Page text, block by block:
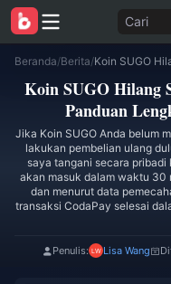
Cari
Beranda/Berita/
Koin SUGO Hilang
Panduan
Jika Koin SUGO Anda belum
lakukan pembelian ulang
saya tangani secara
akan masuk dalam waktu
dan menurut data
transaksi CodaPay selesai
Penulis: Lisa Wang